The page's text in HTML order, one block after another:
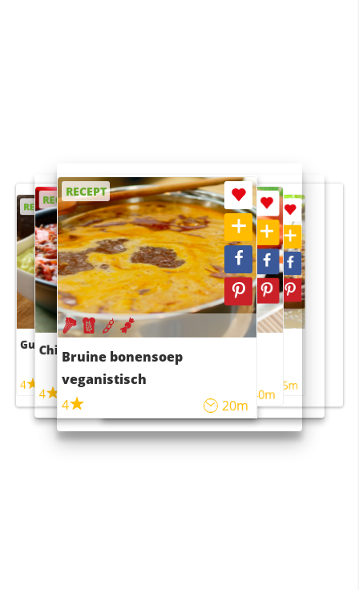
RECEPT
Guacamole
4
RECEPT
Chili con carne
4 45m
RECEPT
Bruine bonensoep
veganistisch
4
20m
RECEPT
Sushi rijstsalade
maaltijdsalade
40m
RECEPT
4 55m